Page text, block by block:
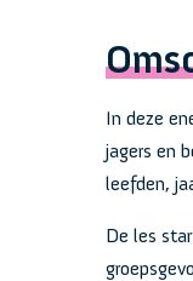
In deze
jagers en
leefden,
De les